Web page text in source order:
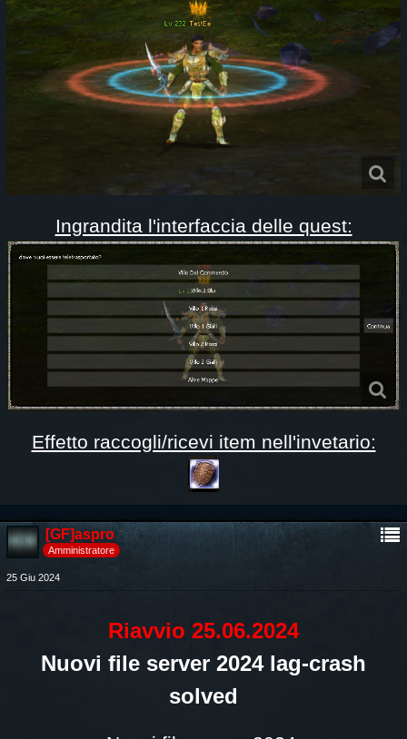
Ingrandita l'interfaccia delle quest:
Effetto raccogli/ricevi item nell'invetario:
[GF]aspro
Amministratore
25 Giu 2024
Riavvio 25.06.2024
Nuovi file server 2024 lag-crash
solved